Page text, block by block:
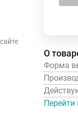
О
Форма